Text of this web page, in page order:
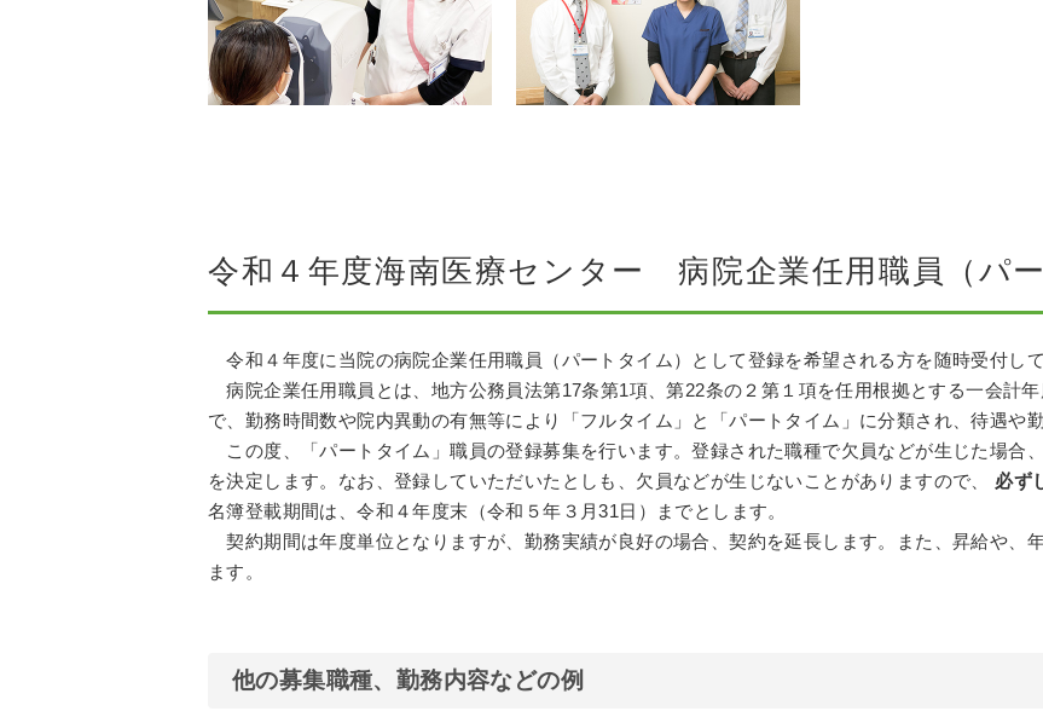
令和４年度海南医療センター病院企業任用職員（パ
令和４年度に当院の病院企業任用職員（パートタイム）として登録を希望される方を随時受付して
病院企業任用職員とは、地方公務員法第17条第1項、第22条の２第１項を任用根拠とする一会計
で、勤務時間数や院内異動の有無等により「フルタイム」と「パートタイム」に分類され、待遇や
この度、「パートタイム」職員の登録募集を行います。登録された職種で欠員などが生じた場合
を決定します。なお、登録していただいたとしも、欠員などが生じないことがありますので、
必ず
名簿登載期間は、令和４年度末（令和５年３月31日）までとします。
契約期間は年度単位となりますが、勤務実績が良好の場合、契約を延長します。また、昇給や、
ます。
他の募集職種、勤務内容などの例